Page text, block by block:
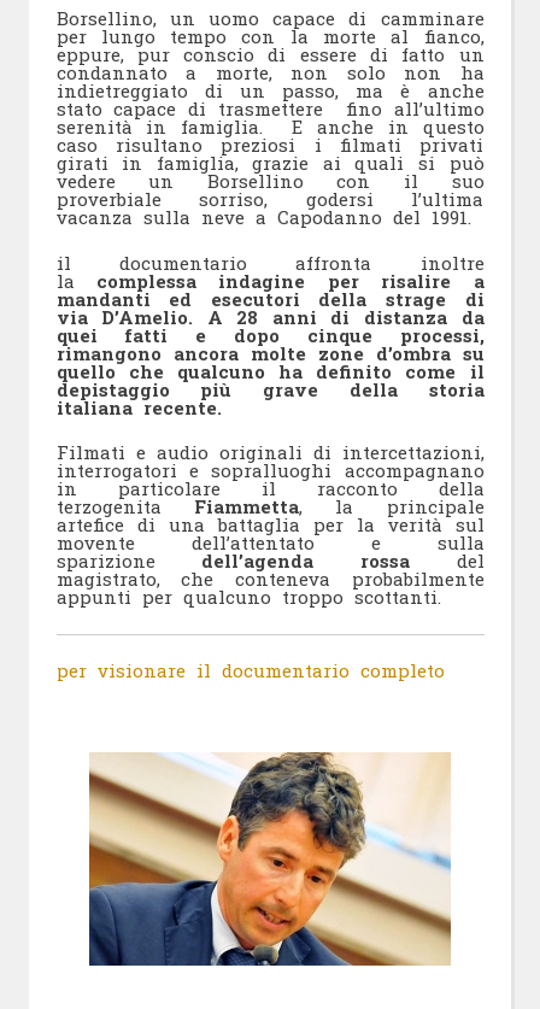
Borsellino, un uomo capace di camminare
per lungo tempo con la morte al fianco,
eppure, pur conscio di essere di fatto un
condannato a morte, non solo non ha
indietreggiato di un passo, ma è anche
stato capace di trasmettere fino all’ultimo
serenità in famiglia. E anche in questo
caso risultano preziosi i filmati privati
girati in famiglia, grazie ai quali si può
vedere un Borsellino con il suo
proverbiale sorriso, godersi l’ultima
vacanza sulla neve a Capodanno del 1991.
il documentario affronta inoltre
la complessa indagine per risalire a
mandanti ed esecutori della strage di
via D’Amelio. A 28 anni di distanza da
quei fatti e dopo cinque processi,
rimangono ancora molte zone d’ombra su
quello che qualcuno ha definito come il
depistaggio più grave della storia
italiana recente.
Filmati e audio originali di intercettazioni,
interrogatori e sopralluoghi accompagnano
in particolare il racconto della
terzogenita Fiammetta, la principale
artefice di una battaglia per la verità sul
movente dell’attentato e sulla
sparizione dell’agenda rossa del
magistrato, che conteneva probabilmente
appunti per qualcuno troppo scottanti.
per visionare il documentario completo